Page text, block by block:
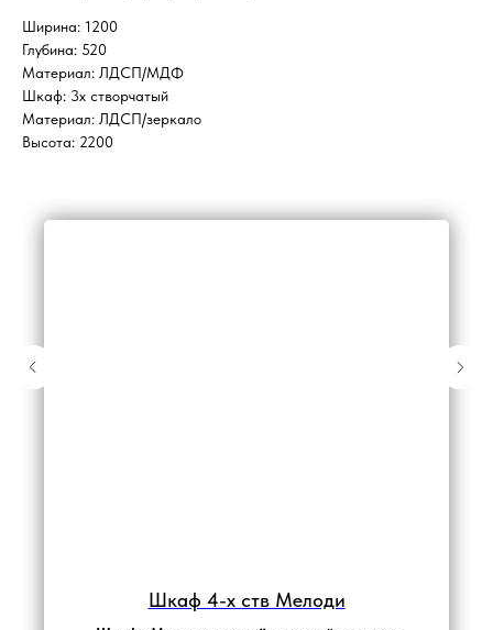
Ширина: 1200
Глубина: 520
Материал: ЛДСП/МДФ
Шкаф: 3х створчатый
Материал: ЛДСП/зеркало
Высота: 2200
Шкаф 4-х ств Мелоди